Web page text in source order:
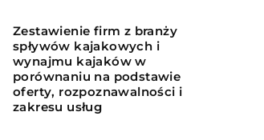
Zestawienie firm z branży
spływów kajakowych i
wynajmu kajaków w
porównaniu na podstawie
oferty, rozpoznawalności i
zakresu usług